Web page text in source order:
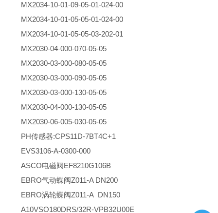
MX2034-10-01-09-05-01-024-00
MX2034-10-01-05-05-01-024-00
MX2034-10-01-05-05-03-202-01
MX2030-04-000-070-05-05
MX2030-03-000-080-05-05
MX2030-03-000-090-05-05
MX2030-03-000-130-05-05
MX2030-04-000-130-05-05
MX2030-06-005-030-05-05
PH传感器:CPS11D-7BT4C+1
EVS3106-A-0300-000
ASCO电磁阀EF8210G106B
EBRO气动蝶阀Z011-A DN200
EBRO涡轮蝶阀Z011-A DN150
A10VSO180DRS/32R-VPB32U00E